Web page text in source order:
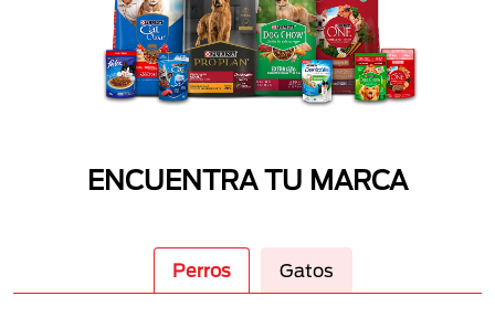
ENCUENTRA TU MARCA
Perros Gatos